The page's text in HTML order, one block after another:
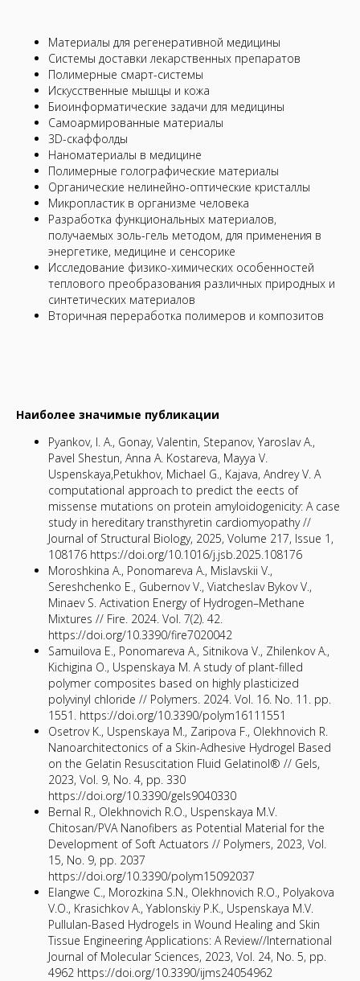
Материалы для регенеративной медицины
Системы доставки лекарственных препаратов
Полимерные смарт-системы
Искусственные мышцы и кожа
Биоинформатические задачи для медицины
Самоармированные материалы
3D-скаффолды
Наноматериалы в медицине
Полимерные голографические материалы
Органические нелинейно-оптические кристаллы
Микропластик в организме человека
Разработка функциональных материалов,
получаемых золь-гель методом, для применения в
энергетике, медицине и сенсорике
Исследование физико-химических особенностей
теплового преобразования различных природных и
синтетических материалов
Вторичная переработка полимеров и композитов
Наиболее значимые публикации
Pyankov, I. A., Gonay, Valentin, Stepanov, Yaroslav A.,
Pavel Shestun, Anna A. Kostareva, Mayya V.
Uspenskaya,Petukhov, Michael G., Kajava, Andrey V. A
computational approach to predict the effects of
missense mutations on protein amyloidogenicity: A case
study in hereditary transthyretin cardiomyopathy //
Journal of Structural Biology, 2025, Volume 217, Issue 1,
108176 https://doi.org/10.1016/j.jsb.2025.108176
Moroshkina А., Ponomareva А., Mislavskii V.,
Sereshchenko E., Gubernov V., Viatcheslav Bykov V.,
Minaev S. Activation Energy of Hydrogen–Methane
Mixtures // Fire. 2024. Vol. 7(2). 42.
https://doi.org/10.3390/fire7020042
Samuilova E., Ponomareva A., Sitnikova V., Zhilenkov A.,
Kichigina O., Uspenskaya M. A study of plant-filled
polymer composites based on highly plasticized
polyvinyl chloride // Polymers. 2024. Vol. 16. No. 11. pp.
1551. https://doi.org/10.3390/polym16111551
Osetrov K., Uspenskaya M., Zaripova F., Olekhnovich R.
Nanoarchitectonics of a Skin-Adhesive Hydrogel Based
on the Gelatin Resuscitation Fluid Gelatinol® // Gels,
2023, Vol. 9, No. 4, pp. 330
https://doi.org/10.3390/gels9040330
Bernal R., Olekhnovich R.O., Uspenskaya M.V.
Chitosan/PVA Nanofibers as Potential Material for the
Development of Soft Actuators // Polymers, 2023, Vol.
15, No. 9, pp. 2037
https://doi.org/10.3390/polym15092037
Elangwe C., Morozkina S.N., Olekhnovich R.О., Polyakova
V.O., Krasichkov A., Yablonskiy P.K., Uspenskaya M.V.
Pullulan-Based Hydrogels in Wound Healing and Skin
Tissue Engineering Applications: A Review//International
Journal of Molecular Sciences, 2023, Vol. 24, No. 5, pp.
4962 https://doi.org/10.3390/ijms24054962